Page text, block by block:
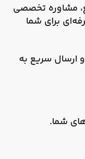
مشاوره تخصصی
برای شما
و ارسال سریع به
شما.